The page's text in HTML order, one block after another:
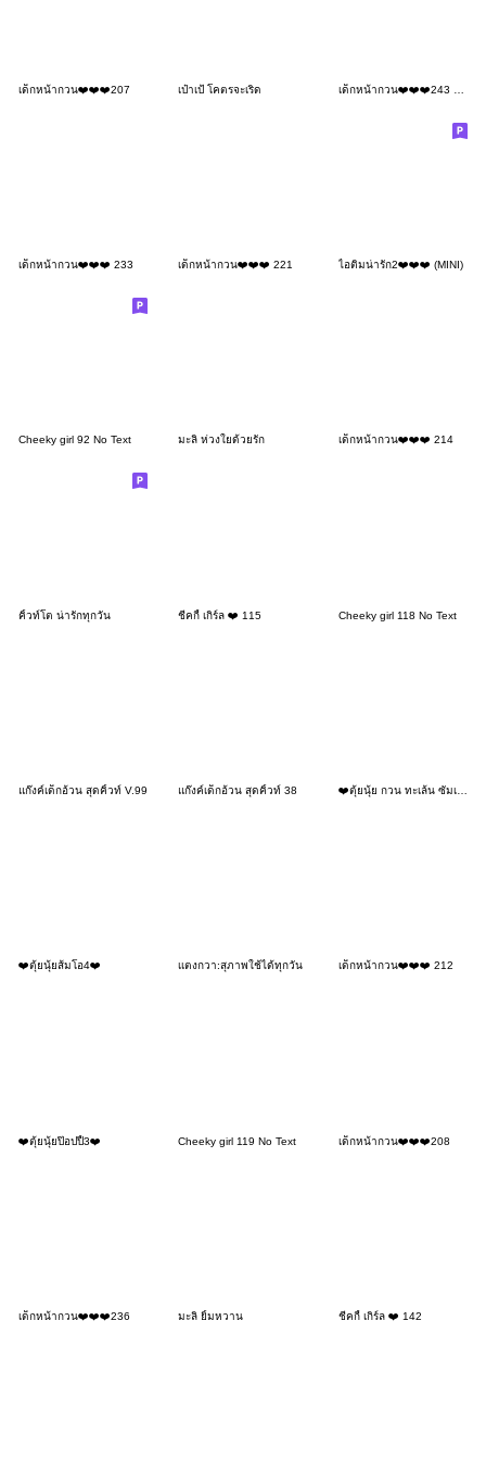
เด็กหน้ากวน❤️❤️❤️207 เป๋าเป้ โคตรจะเริ่ด
เด็กหน้ากวน❤️❤️❤️ 233 เด็กหน้ากวน❤️❤️❤️ 221 ไอติมน่ารัก2❤️❤️❤️ (MINI)
Cheeky girl 92 No Text มะลิ ห่วงใยด้วยรัก เด็กหน้ากวน❤️❤️❤️ 214
คิ้วท์โต น่ารักทุกวัน ชีคกี้ เกิร์ล ❤️ 115 Cheeky girl 118 No Text
แก๊งค์เด็กอ้วน สุดคิ้วท์ V.99 แก๊งค์เด็กอ้วน สุดคิ้วท์ 38 ❤️ตุ้ยนุ้ย กวน ทะเล้น ซัมเมอร์1❤️
❤️ตุ้ยนุ้ยส้มโอ4❤️ เเตงกวา:สุภาพใช้ได้ทุกวัน เด็กหน้ากวน❤️❤️❤️ 212
❤️ตุ้ยนุ้ยป๊อปปี้3❤️ Cheeky girl 119 No Text เด็กหน้ากวน❤️❤️❤️208
เด็กหน้ากวน❤️❤️❤️236 มะลิ ยิ้มหวาน ชีคกี้ เกิร์ล ❤️ 142